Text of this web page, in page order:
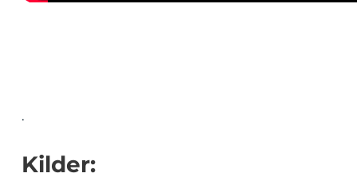
.
Kilder: